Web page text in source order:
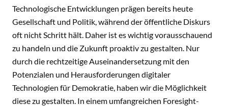
Technologische Entwicklungen prägen bereits heute
Gesellschaft und Politik, während der öffentliche Diskurs
oft nicht Schritt hält. Daher ist es wichtig vorausschauend
zu handeln und die Zukunft proaktiv zu gestalten. Nur
durch die rechtzeitige Auseinandersetzung mit den
Potenzialen und Herausforderungen digitaler
Technologien für Demokratie, haben wir die Möglichkeit
diese zu gestalten. In einem umfangreichen Foresight-